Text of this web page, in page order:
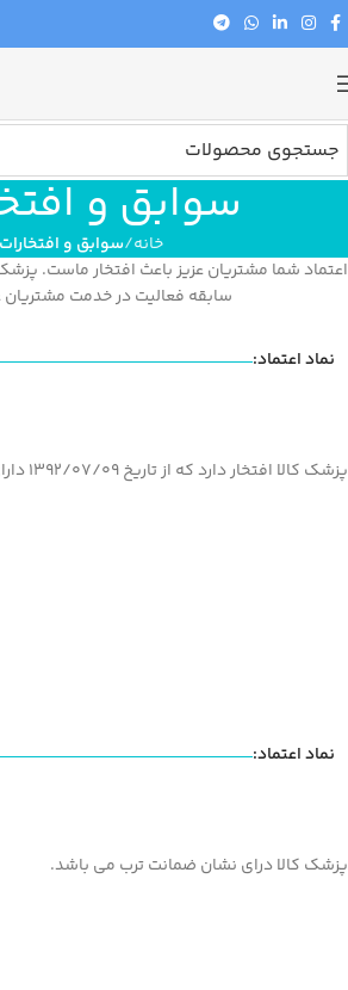
سوابق و
خانه سوابق و افتخارات
سابقه فعالیت در خدمت مشتریان
نماد اعتماد:
پزشک کالا افتخار دارد که از تاریخ 1392/07/09 دارای نماد اعتماد است
نماد اعتماد:
پزشک کالا درای نشان ضمانت ترب می باشد.